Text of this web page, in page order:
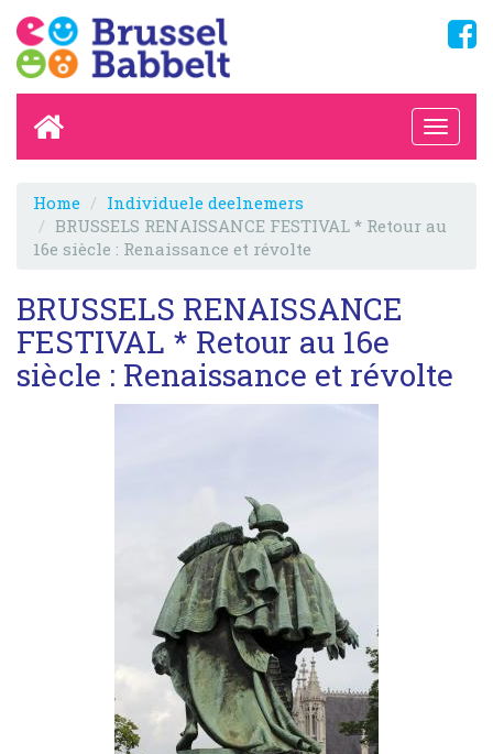
Home
Individuele deelnemers
BRUSSELS RENAISSANCE FESTIVAL * Retour au
16e siècle : Renaissance et révolte
BRUSSELS RENAISSANCE
FESTIVAL * Retour au 16e
siècle : Renaissance et révolte